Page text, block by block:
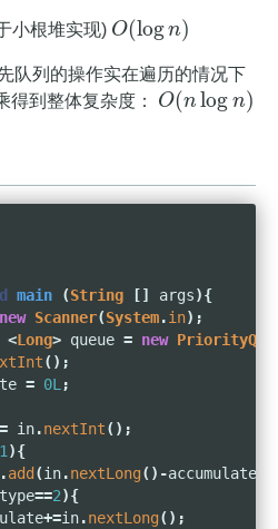
小根堆实现) O(logn)
O(logn)
队列的操作实在遍历的情况下
得到整体复杂度： O(nlog n)
O(nlogn)
main (String [] args){
new Scanner(System.in);
<Long> queue = new
();
= 0L;
= in.nextInt();
){
add (in.nextLong()-accumulate
type==2){
+=in.nextLong();